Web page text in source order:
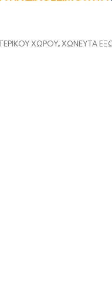
ΧΩΡΟΥ,ΧΩΝΕΥΤΑ